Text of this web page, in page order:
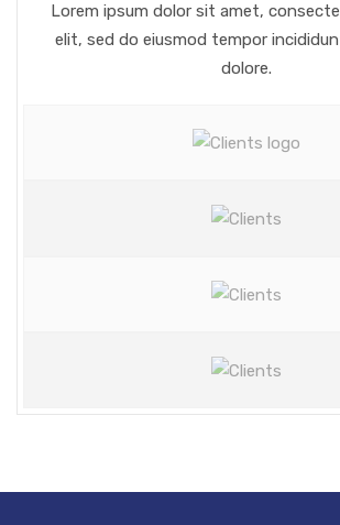
Lorem ipsum dolor sit amet,
elit, sed do eiusmod tempor
dolore.